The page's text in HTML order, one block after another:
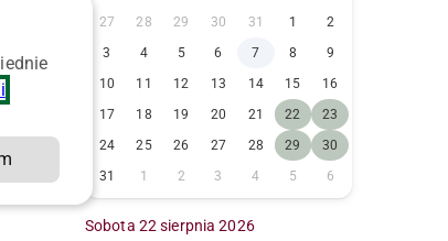
27 28 29 30 31 1
2
3
4 5 6 7 8
9
10
11 12 13 14 15
16
17
18 19 20 21 22
23
24
25 26 27 28 29
30
31
1 2 3 4 5 6
Sobota 22 sierpnia 2026